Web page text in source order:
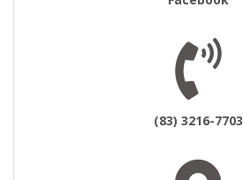
(83) 3216-7703